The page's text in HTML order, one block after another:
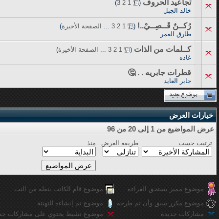
تجاعيد الحروف (
1
2
3
)
خالد الجبل
رُكــنٌ قَــصِــيْ..! (
1
2
3 الصفحة الأخيرة)
طارق العمر
كــلمات من الذات (
1
2
3 الصفحة الأخيرة)
غاده
قطرات جابريه . . 🤔
جابر العايد
خيارات العرض
عرض المواضيع من 1 إلى 20 من 96
ترتيب حسب طريقة العرض: منذ
موضوع مميز يستحق القراءة
موضوع قام الكاتب بنقله من النت
موضوع مكرر سبق وأن تم طرحه
موضوع تم إنشاءه للتهنئة.
مشاركات جديدة
موضوع نشيط يحتوي على مشاركات